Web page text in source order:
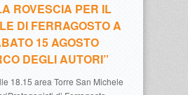
ROVESCIA PER IL
DI FERRAGOSTO A
15 AGOSTO
DEGLI AUTORI”
18.15 area Torre San Michele